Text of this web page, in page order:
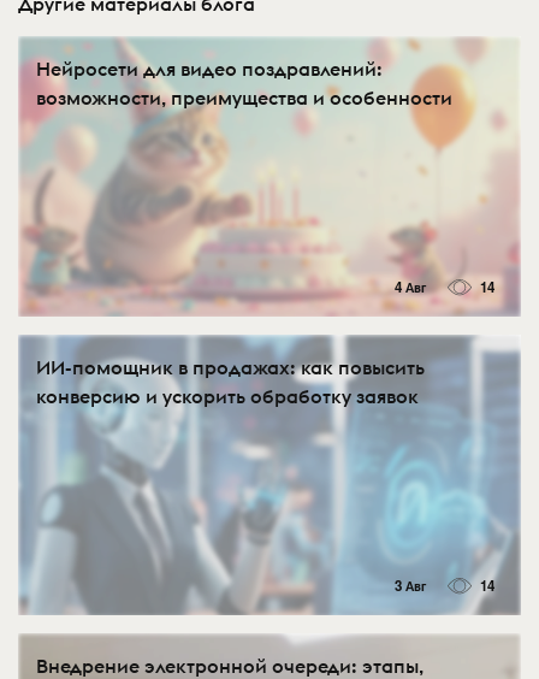
Нейросети для видео поздравлений:
возможности, преимущества и особенности
4 Авг 14
ИИ-помощник в продажах: как повысить
конверсию и ускорить обработку заявок
3 Авг 14
Внедрение электронной очереди: этапы,